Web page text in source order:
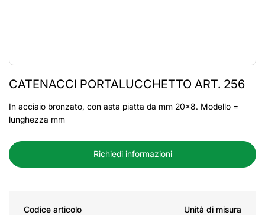
CATENACCI PORTALUCCHETTO ART. 256
In acciaio bronzato, con asta piatta da mm 20x8. Modello =
lunghezza mm
Richiedi informazioni
Codice articolo Unità di misura